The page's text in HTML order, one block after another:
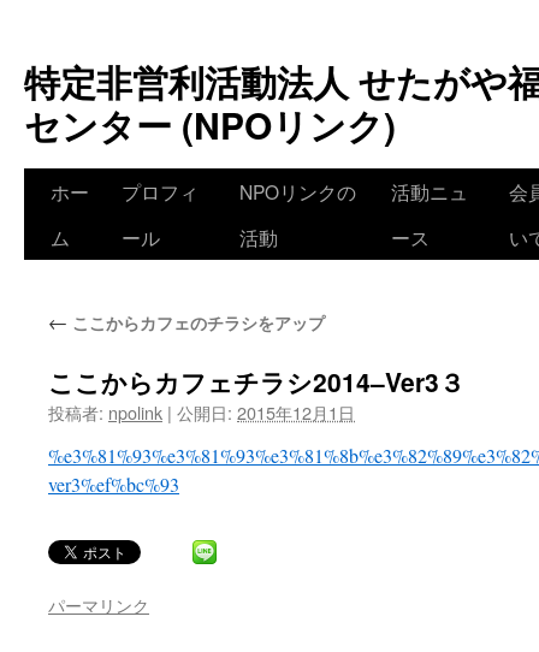
特定非営利活動法人 せたがや
センター (NPOリンク)
ホー
ム
プロフィ
ール
NPOリンクの
活動
活動ニュ
ース
会
い
← ここからカフェのチラシをアップ
ここからカフェチラシ2014–Ver3３
投稿者: npolink | 公開日: 2015年12月1日
ver3%ef%bc%93
パーマリンク